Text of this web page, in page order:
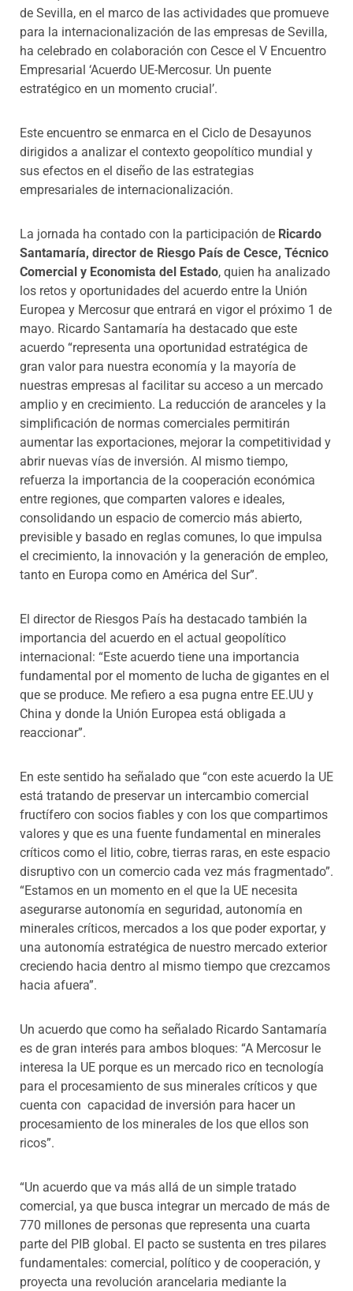
de Sevilla, en el marco de las actividades que promueve
para la internacionalización de las empresas de Sevilla,
ha celebrado en colaboración con Cesce el V Encuentro
Empresarial ‘Acuerdo UE-Mercosur. Un puente
estratégico en un momento crucial’.
Este encuentro se enmarca en el Ciclo de Desayunos
dirigidos a analizar el contexto geopolítico mundial y
sus efectos en el diseño de las estrategias
empresariales de internacionalización.
La jornada ha contado con la participación de Ricardo
Santamaría, director de Riesgo País de Cesce, Técnico
Comercial y Economista del Estado, quien ha analizado
los retos y oportunidades del acuerdo entre la Unión
Europea y Mercosur que entrará en vigor el próximo 1 de
mayo. Ricardo Santamaría ha destacado que este
acuerdo “representa una oportunidad estratégica de
gran valor para nuestra economía y la mayoría de
nuestras empresas al facilitar su acceso a un mercado
amplio y en crecimiento. La reducción de aranceles y la
simplificación de normas comerciales permitirán
aumentar las exportaciones, mejorar la competitividad y
abrir nuevas vías de inversión. Al mismo tiempo,
refuerza la importancia de la cooperación económica
entre regiones, que comparten valores e ideales,
consolidando un espacio de comercio más abierto,
previsible y basado en reglas comunes, lo que impulsa
el crecimiento, la innovación y la generación de empleo,
tanto en Europa como en América del Sur”.
El director de Riesgos País ha destacado también la
importancia del acuerdo en el actual geopolítico
internacional: “Este acuerdo tiene una importancia
fundamental por el momento de lucha de gigantes en el
que se produce. Me refiero a esa pugna entre EE.UU y
China y donde la Unión Europea está obligada a
reaccionar”.
En este sentido ha señalado que “con este acuerdo la UE
está tratando de preservar un intercambio comercial
fructífero con socios fiables y con los que compartimos
valores y que es una fuente fundamental en minerales
críticos como el litio, cobre, tierras raras, en este espacio
disruptivo con un comercio cada vez más fragmentado”.
“Estamos en un momento en el que la UE necesita
asegurarse autonomía en seguridad, autonomía en
minerales críticos, mercados a los que poder exportar, y
una autonomía estratégica de nuestro mercado exterior
creciendo hacia dentro al mismo tiempo que crezcamos
hacia afuera”.
Un acuerdo que como ha señalado Ricardo Santamaría
es de gran interés para ambos bloques: “A Mercosur le
interesa la UE porque es un mercado rico en tecnología
para el procesamiento de sus minerales críticos y que
cuenta con capacidad de inversión para hacer un
procesamiento de los minerales de los que ellos son
ricos”.
“Un acuerdo que va más allá de un simple tratado
comercial, ya que busca integrar un mercado de más de
770 millones de personas que representa una cuarta
parte del PIB global. El pacto se sustenta en tres pilares
fundamentales: comercial, político y de cooperación, y
proyecta una revolución arancelaria mediante la